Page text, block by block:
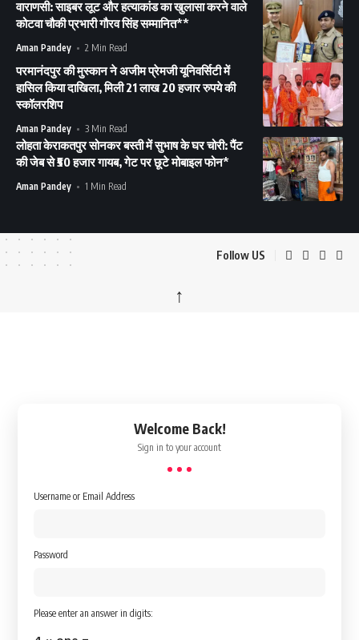
वाराणसी: साइबर लूट और हत्याकांड का खुलासा करने वाले
कोटवा चौकी प्रभारी गौरव सिंह सम्मानित**
Aman Pandey 2 Min Read
परमानंदपुर की मुस्कान ने अजीम प्रेमजी यूनिवर्सिटी में
हासिल किया दाखिला, मिली 21 लाख 20 हजार रुपये की
स्कॉलरशिप
Aman Pandey 3 Min Read
लोहता केराकतपुर सोनकर बस्ती में सुभाष के घर चोरी: पैंट
की जेब से ₹50 हजार गायब, गेट पर छूटे मोबाइल फोन*
Aman Pandey 1 Min Read
Follow US
↑
Welcome Back!
Sign in to your account
Username or Email Address
Password
Please enter an answer in digits: